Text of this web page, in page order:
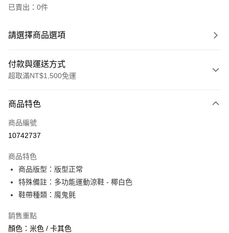
已賣出：0件
請選擇商品選項
付款與運送方式
超取滿NT$1,500免運
信用卡一次付款
信用卡分期付款
合作金庫商業銀行
華南商業銀行
上海商業儲蓄銀行
台北富邦商業銀行
國泰世華商業銀行
匯豐（台灣）商業銀行
聯邦商業銀行
超商取貨付款
LINE Pay
街口支付
商品特色
商品編號
10742737
商品特色
商品版型：版型正常
特殊備註：多功能運動涼鞋 - 椰白色
鞋帶種類：魔鬼氈
銷售重點
顏色：米色 / 卡其色